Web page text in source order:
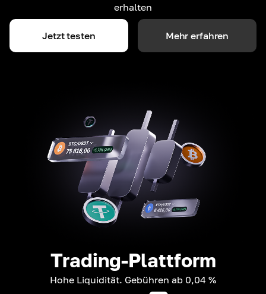
erhalten
Jetzt testen Mehr erfahren
Trading-Plattform
Hohe Liquidität. Gebühren ab 0,04 %